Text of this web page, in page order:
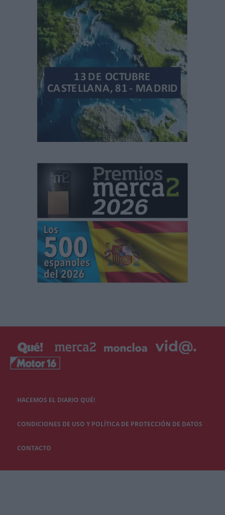
HACEMOS EL DIARIO QUÉ!
CONDICIONES DE USO Y POLÍTICA DE PROTECCIÓN DE DATOS
CONTACTO